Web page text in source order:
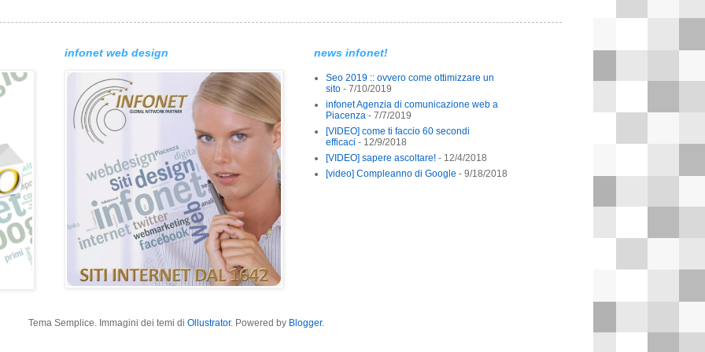
infonet web design news infonet!
Seo 2019 :: ovvero come ottimizzare un
sito - 7/10/2019
infonet Agenzia di comunicazione web a
Piacenza - 7/7/2019
[VIDEO] come ti faccio 60 secondi
efficaci - 12/9/2018
[VIDEO] sapere ascoltare! - 12/4/2018
[video] Compleanno di Google - 9/18/2018
Tema Semplice. Immagini dei temi di Ollustrator. Powered by Blogger.